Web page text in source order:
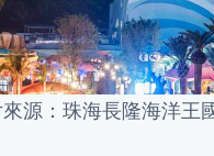
來源：珠海長隆海洋王